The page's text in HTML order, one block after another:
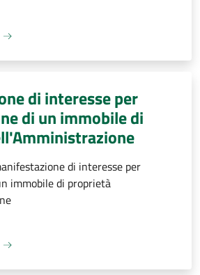
di interesse per
di un immobile di
di interesse per
immobile di proprietà